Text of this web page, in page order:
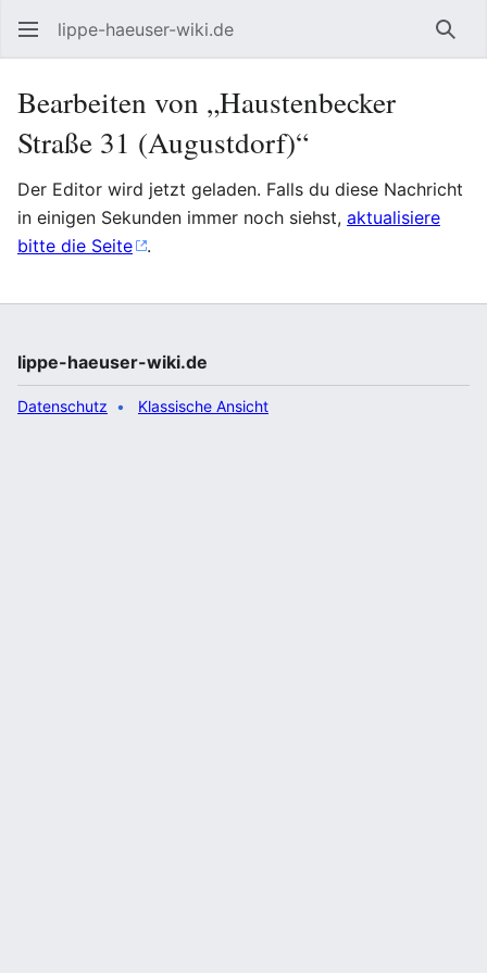
lippe-haeuser-wiki.de
Bearbeiten von „Haustenbecker
Straße 31 (Augustdorf)“
Der Editor wird jetzt geladen. Falls du diese Nachricht
in einigen Sekunden immer noch siehst, aktualisiere
bitte die Seite
.
lippe-haeuser-wiki.de
Datenschutz Klassische Ansicht